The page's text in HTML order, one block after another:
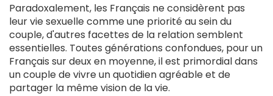
Paradoxalement, les Français ne considèrent pas
leur vie sexuelle comme une priorité au sein du
couple, d'autres facettes de la relation semblent
essentielles. Toutes générations confondues, pour un
Français sur deux en moyenne, il est primordial dans
un couple de vivre un quotidien agréable et de
partager la même vision de la vie.